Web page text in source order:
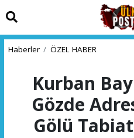
Haberler ÖZEL HABER
Kurban
Gözde
Gölü